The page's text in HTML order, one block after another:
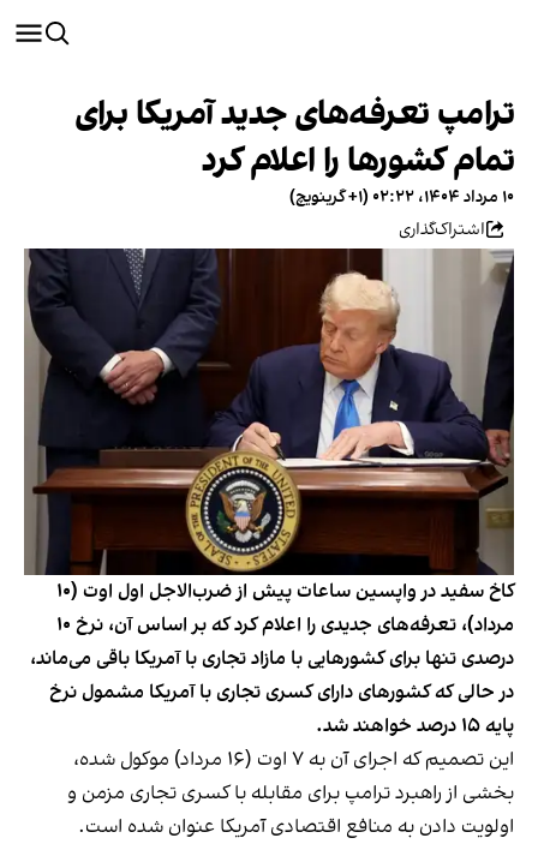
ترامپ تعرفه‌های جدید آمریکا برای
تمام کشورها را اعلام کرد
۱۰ مرداد ۱۴۰۴، ۰۲:۲۲ (‎+۱ گرینویچ)
اشتراک‌گذاری
کاخ سفید در واپسین ساعات پیش از ضرب‌الاجل اول اوت (۱۰
مرداد)، تعرفه‌های جدیدی را اعلام کرد که بر اساس آن، نرخ ۱۰
درصدی تنها برای کشورهایی با مازاد تجاری با آمریکا باقی می‌ماند،
در حالی که کشورهای دارای کسری تجاری با آمریکا مشمول نرخ
پایه ۱۵ درصد خواهند شد.
این تصمیم که اجرای آن به ۷ اوت (۱۶ مرداد) موکول شده،
بخشی از راهبرد ترامپ برای مقابله با کسری تجاری مزمن و
اولویت‌ دادن به منافع اقتصادی آمریکا عنوان شده است.